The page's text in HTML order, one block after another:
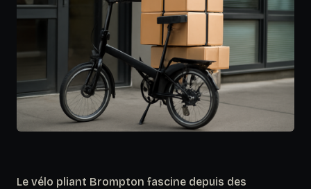
Le vélo pliant Brompton fascine depuis des